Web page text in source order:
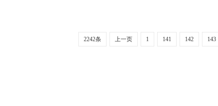
2242条 上一页 1 141 142 143